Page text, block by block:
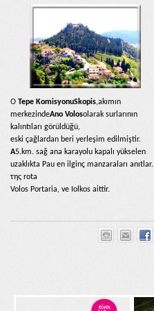
Ο Tepe KomisyonuSkopis,akımın
merkezindeAno Volosolarak surlarının
kalıntıları görüldüğü,
eski çağlardan beri yerleşim edilmiştir.
A5.km. sağ ana karayolu kapalı yükselen
uzaklıkta Pau en ilginç manzaraları anıtlar.
της rota
Volos Portaria, ve Iolkos aittir.